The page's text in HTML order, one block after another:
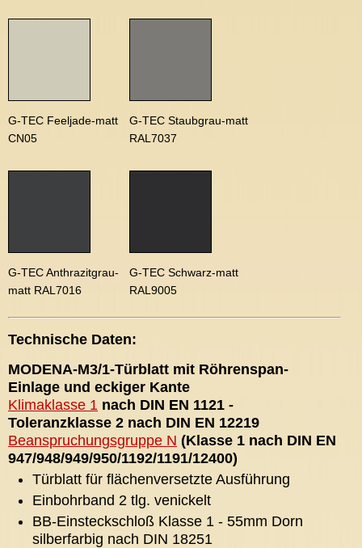
G-TEC Feeljade-matt
CN05
G-TEC Staubgrau-matt
RAL7037
G-TEC Anthrazitgrau-
matt RAL7016
G-TEC Schwarz-matt
RAL9005
Technische Daten:
MODENA-M3/1-Türblatt mit Röhrenspan-
Einlage und eckiger Kante
Klimaklasse 1 nach DIN EN 1121 -
Toleranzklasse 2 nach DIN EN 12219
Beanspruchungsgruppe N (Klasse 1 nach DIN EN
947/948/949/950/1192/1191/12400)
Türblatt für flächenversetzte Ausführung
Einbohrband 2 tlg. venickelt
BB-Einsteckschloß Klasse 1 - 55mm Dorn
silberfarbig nach DIN 18251